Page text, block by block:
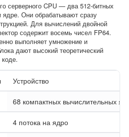
серверного CPU — два 512-битных
ядре. Они обрабатывают сразу
Для вычислений двойной
содержит восемь чисел FP64.
выполняет умножение и
дают высокий теоретический
Устройство
68 компактных вычислительных
4 потока на ядро